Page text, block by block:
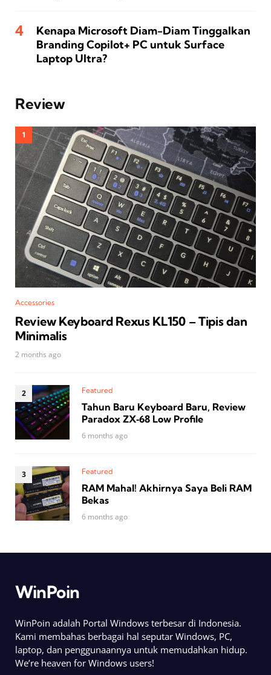
Kenapa Microsoft Diam-Diam Tinggalkan
Branding Copilot+ PC untuk Surface
Laptop Ultra?
Review
Accessories
Review Keyboard Rexus KL150 – Tipis dan
Minimalis
2 months ago
Featured
Tahun Baru Keyboard Baru, Review
Paradox ZX‑68 Low Profile
6 months ago
Featured
RAM Mahal! Akhirnya Saya Beli RAM
Bekas
6 months ago
WinPoin
WinPoin adalah Portal Windows terbesar di Indonesia.
Kami membahas berbagai hal seputar Windows, PC,
laptop, dan penggunaannya untuk memudahkan hidup.
We’re heaven for Windows users!